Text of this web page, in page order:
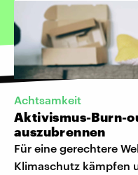
Achtsamkeit
Aktivismus-Burn-
auszubrennen
Für eine gerechtere
Klimaschutz kämpfen